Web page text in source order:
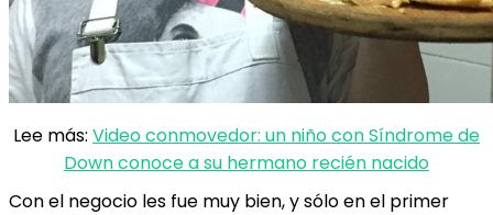
Lee más: Video conmovedor: un niño con Síndrome de
Down conoce a su hermano recién nacido
Con el negocio les fue muy bien, y sólo en el primer